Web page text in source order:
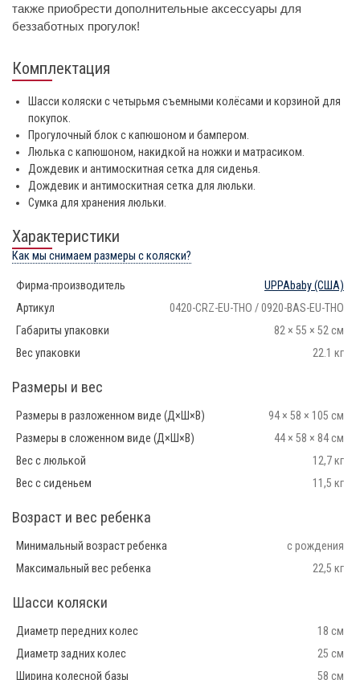
также приобрести дополнительные аксессуары для
беззаботных прогулок!
Комплектация
Шасси коляски с четырьмя съемными колёсами и корзиной для
покупок.
Прогулочный блок с капюшоном и бампером.
Люлька с капюшоном, накидкой на ножки и матрасиком.
Дождевик и антимоскитная сетка для сиденья.
Дождевик и антимоскитная сетка для люльки.
Сумка для хранения люльки.
Характеристики
Как мы снимаем размеры с коляски?
Фирма-производитель UPPAbaby(США)
Артикул
0420-CRZ-EU-THO / 0920-BAS-EU-THO
Габариты упаковки
82 × 55 × 52 см
Вес упаковки
22.1 кг
Размеры и вес
Размеры в разложенном виде (Д×Ш×В)
94 × 58 × 105 см
Размеры в сложенном виде (Д×Ш×В)
44 × 58 × 84 см
Вес с люлькой
12,7 кг
Вес с сиденьем
11,5 кг
Возраст и вес ребенка
Минимальный возраст ребенка
с рождения
Максимальный вес ребенка
22,5 кг
Шасси коляски
Диаметр передних колес
18 см
Диаметр задних колес
25 см
Ширина колесной базы
58 см